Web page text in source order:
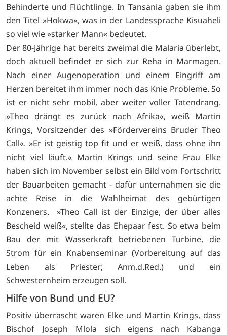
Behinderte und Flüchtlinge. In Tansania gaben sie ihm
den Titel »Hokwa«, was in der Landessprache Kisuaheli
so viel wie »starker Mann« bedeutet.
Der 80-Jährige hat bereits zweimal die Malaria überlebt,
doch aktuell befindet er sich zur Reha in Marmagen.
Nach einer Augenoperation und einem Eingriff am
Herzen bereitet ihm immer noch das Knie Probleme. So
ist er nicht sehr mobil, aber weiter voller Tatendrang.
»Theo drängt es zurück nach Afrika«, weiß Martin
Krings, Vorsitzender des »Fördervereins Bruder Theo
Call«. »Er ist geistig top fit und er weiß, dass ohne ihn
nicht viel läuft.« Martin Krings und seine Frau Elke
haben sich im November selbst ein Bild vom Fortschritt
der Bauarbeiten gemacht - dafür unternahmen sie die
achte Reise in die Wahlheimat des gebürtigen
Konzeners. »Theo Call ist der Einzige, der über alles
Bescheid weiß«, stellte das Ehepaar fest. So etwa beim
Bau der mit Wasserkraft betriebenen Turbine, die
Strom für ein Knabenseminar (Vorbereitung auf das
Leben als Priester; Anm.d.Red.) und ein
Schwesternheim erzeugen soll.
Hilfe von Bund und EU?
Positiv überrascht waren Elke und Martin Krings, dass
Bischof Joseph Mlola sich eigens nach Kabanga